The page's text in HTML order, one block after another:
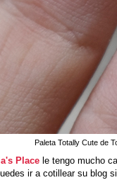
Paleta Totally Cute de
Place le tengo mucho
ir a cotillear su blog